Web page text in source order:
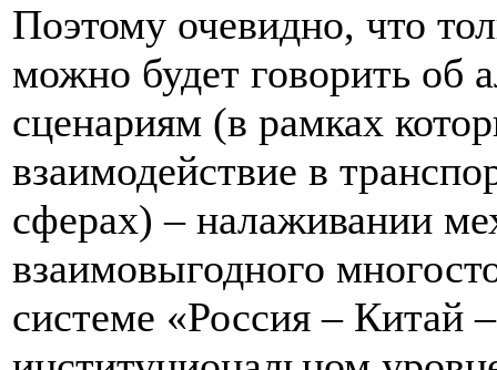
Поэтому очевидно, что
можно будет говорить об
сценариям (в рамках
взаимодействие в
сферах) – налаживании
взаимовыгодного
системе «Россия – Китай